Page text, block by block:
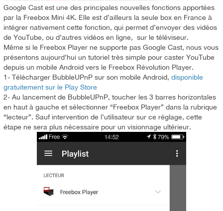
Google Cast est une des principales nouvelles fonctions apportées
par la Freebox Mini 4K. Elle est d’ailleurs la seule box en France à
intégrer nativement cette fonction, qui permet d’envoyer des vidéos
de YouTube, ou d’autres vidéos en ligne, sur le téléviseur.
Même si le Freebox Player ne supporte pas Google Cast, nous vous
présentons aujourd’hui un tutoriel très simple pour caster YouTube
depuis un mobile Android vers le Freebox Révolution Player.
1- Télécharger BubbleUPnP sur son mobile Android, disponible
gratuitement sur le Play Store
2- Au lancement de BubbleUPnP, toucher les 3 barres horizontales
en haut à gauche et sélectionner “Freebox Player” dans la rubrique
“lecteur”. Sauf intervention de l’utilisateur sur ce réglage, cette
étape ne sera plus nécessaire pour un visionnage ultérieur.